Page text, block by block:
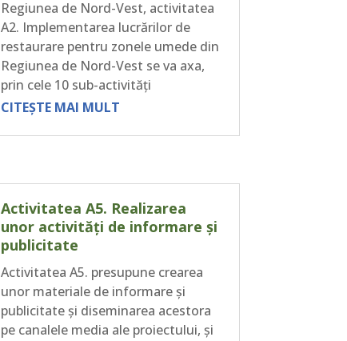
Regiunea de Nord-Vest, activitatea
A2. Implementarea lucrărilor de
restaurare pentru zonele umede din
Regiunea de Nord-Vest se va axa,
prin cele 10 sub-activități
CITEȘTE MAI MULT
Activitatea A5. Realizarea
unor activități de informare și
publicitate
Activitatea A5. presupune crearea
unor materiale de informare și
publicitate și diseminarea acestora
pe canalele media ale proiectului, și